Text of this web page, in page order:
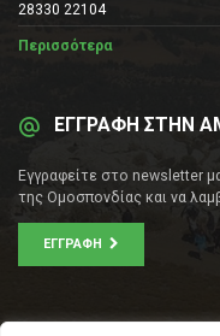
28330 22104
Περισσότερα
ΕΓΓΡΑΦΗ ΣΤΗΝ
Εγγραφείτε στο newsletter
της Ομοσπονδίας και να
ΕΓΓΡΑΦΉ